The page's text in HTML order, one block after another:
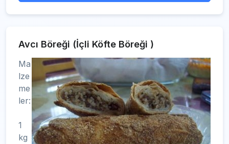
Avcı Böreği (İçli Köfte Böreği )
Ma
lze
me
ler:
1
kg